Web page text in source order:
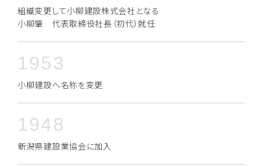
組織変更して小柳建設株式会社となる
小柳肇 代表取締役社長（初代）就任
1953
小柳建設へ名称を変更
1948
新潟県建設業協会に加入